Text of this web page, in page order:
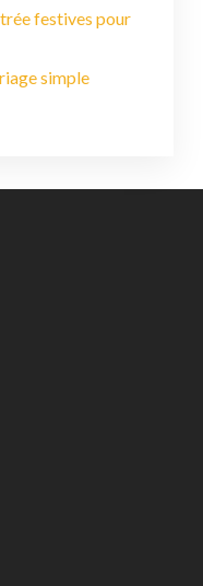
festives pour
simple